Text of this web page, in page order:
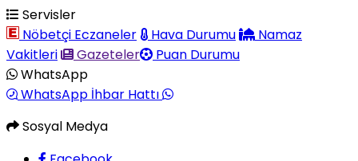
Servisler
Nöbetçi Eczaneler
Hava Durumu
Namaz
Vakitleri
Gazeteler
Puan Durumu
WhatsApp
WhatsApp İhbar Hattı
Sosyal Medya